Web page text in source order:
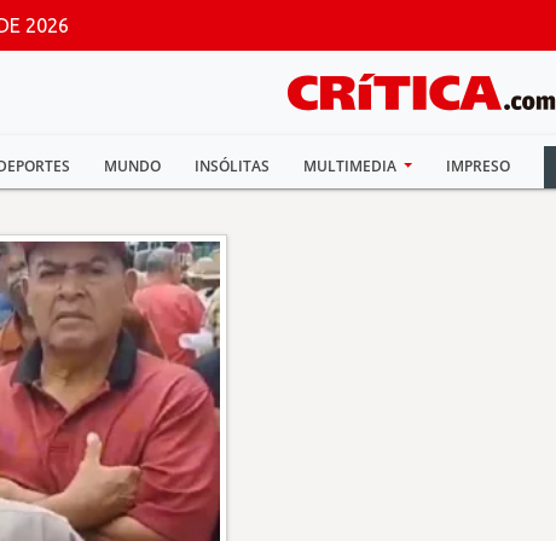
2026
MUNDO INSÓLITAS MULTIMEDIA IMPRESO